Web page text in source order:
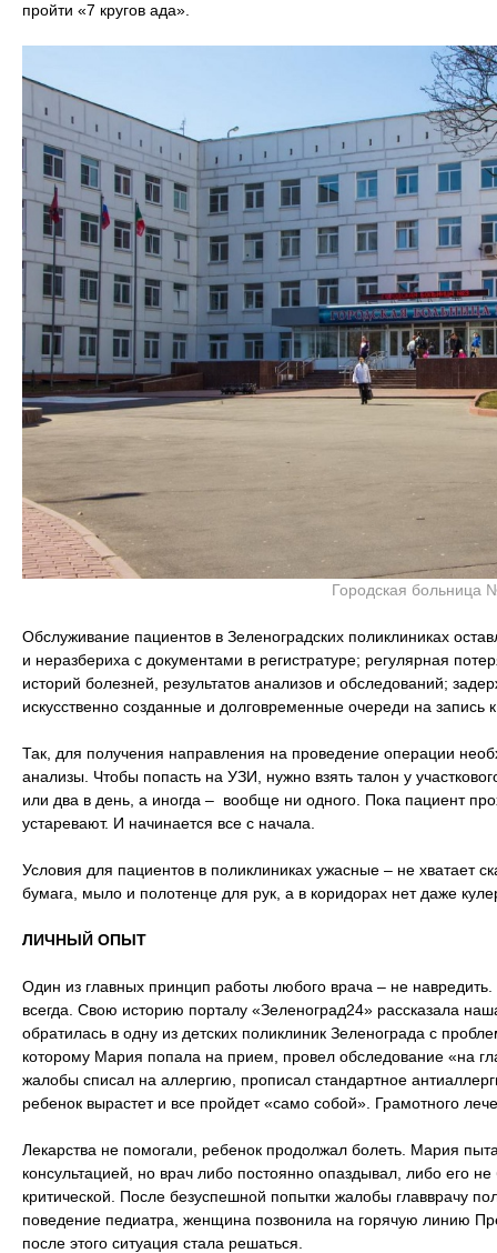
пройти «7 кругов ада».
Городская больница
Обслуживание пациентов в Зеленоградских поликлиниках
и неразбериха с документами в регистратуре; регулярная
историй болезней, результатов анализов и обследований;
искусственно созданные и долговременные очереди на запись
Так, для получения направления на проведение операции
анализы. Чтобы попасть на УЗИ, нужно взять талон у
или два в день, а иногда – вообще ни одного. Пока пациент
устаревают. И начинается все с начала.
Условия для пациентов в поликлиниках ужасные – не хватает
бумага, мыло и полотенце для рук, а в коридорах нет даже
ЛИЧНЫЙ ОПЫТ
Один из главных принцип работы любого врача – не
всегда. Свою историю порталу «Зеленоград24» рассказала
обратилась в одну из детских поликлиник Зеленограда с
которому Мария попала на прием, провел обследование «на
жалобы списал на аллергию, прописал стандартное
ребенок вырастет и все пройдет «само собой». Грамотного
Лекарства не помогали, ребенок продолжал болеть. Мария
консультацией, но врач либо постоянно опаздывал, либо его
критической. После безуспешной попытки жалобы главврачу
поведение педиатра, женщина позвонила на горячую линию
после этого ситуация стала решаться.